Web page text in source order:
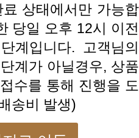
상태에서만 가능합
당일 오후 12시 이전
계입니다. 고객님의
계가 아닐경우, 상품
수를 통해 진행을 도
송비 발생)